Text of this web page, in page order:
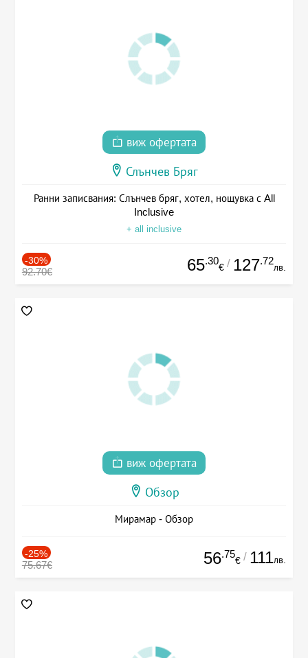
виж офертата
Слънчев Бряг
Ранни записвания: Слънчев бряг, хотел, нощувка с All
Inclusive
+ all inclusive
-30%
92.70€ 65.30
€ / 127.72
лв.
виж офертата
Обзор
Мирамар - Обзор
-25%
75.67€ 56.75
€ / 111лв.